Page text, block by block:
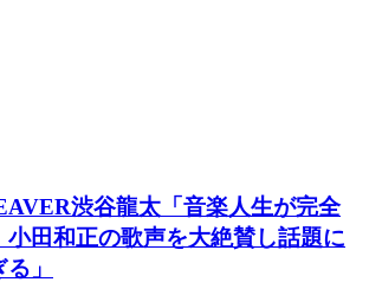
渋谷龍太「音楽人生が完全
小田和正の歌声を大絶賛し話題に
」